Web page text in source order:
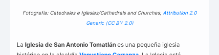
Fotografía: Catedrales e Iglesias/Cathedrals and Churches, Attribution 2.0
Generic (CC BY 2.0)
La Iglesia de San Antonio Tomatlán es una pequeña iglesia